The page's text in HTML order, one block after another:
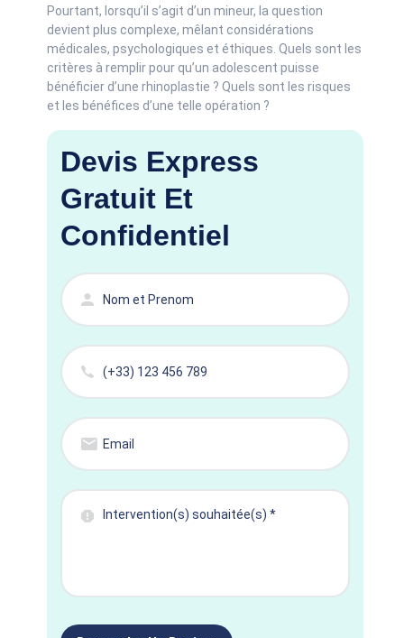
Pourtant, lorsqu’il s’agit d’un mineur, la question
devient plus complexe, mêlant considérations
médicales, psychologiques et éthiques. Quels sont les
critères à remplir pour qu’un adolescent puisse
bénéficier d’une rhinoplastie ? Quels sont les risques
et les bénéfices d’une telle opération ?